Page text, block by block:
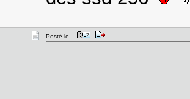
Posté le